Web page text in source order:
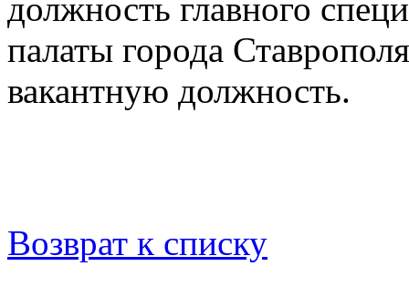
должность главного
палаты города
вакантную должность.
Возврат к списку